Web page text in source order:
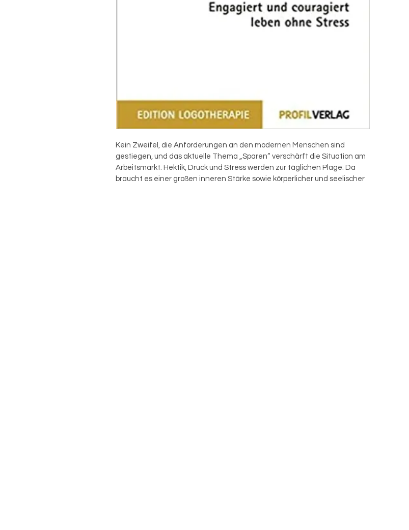
Kein Zweifel, die Anforderungen an den modernen Menschen sind
gestiegen, und das aktuelle Thema „Sparen“ verschärft die Situation am
Arbeitsmarkt. Hektik, Druck und Stress werden zur täglichen Plage. Da
braucht es einer großen inneren Stärke sowie körperlicher und seelischer